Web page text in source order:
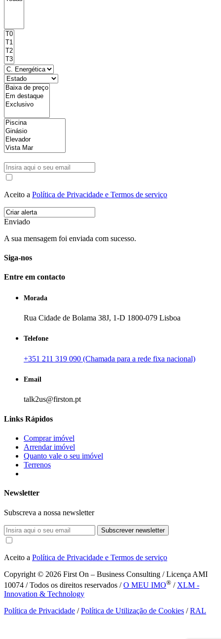
Aceito a Política de Privacidade e Termos de serviço
Enviado
A sua mensagem foi enviada com sucesso.
Siga-nos
Entre em contacto
Morada
Rua Cidade de Bolama 38J, 1-D 1800-079 Lisboa
Telefone
+351 211 319 090 (Chamada para a rede fixa nacional)
Email
talk2us@firston.pt
Links Rápidos
Comprar imóvel
Arrendar imóvel
Quanto vale o seu imóvel
Terrenos
Newsletter
Subscreva a nossa newsletter
Subscrever newsletter
Aceito a Política de Privacidade e Termos de serviço
Copyright © 2026 First On – Business Consulting / Licença AMI
10074 / Todos os direitos reservados /O MEU IMO® / XLM -
Innovation & Technology
Política de Privacidade /Política de Utilização de Cookies /RAL